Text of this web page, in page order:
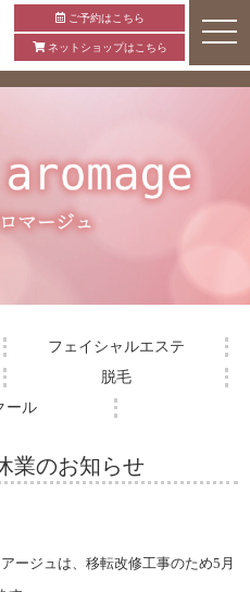
ご予約はこちら
ネットショップはこちら
フェイシャルエステ
脱毛
ール
業のお知らせ
ージュは、移転改修工事のため5 月